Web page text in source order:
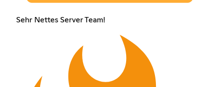
Sehr Nettes Server Team!